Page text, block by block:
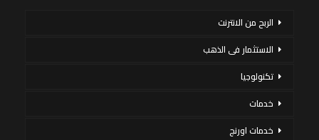
الربح من الانترنت
الاستثمار فى الذهب
تكنولوجيا
خدمات
خدمات اورنج